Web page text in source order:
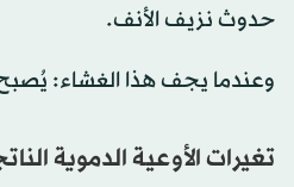
حدوث نزيف الأنف.
وعندما يجف هذا الغشاء:
تغيرات الأوعية الدموية